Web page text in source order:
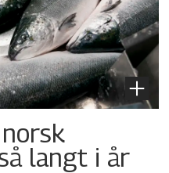
langt i år